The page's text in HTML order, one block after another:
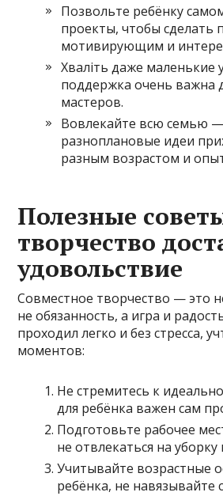
Позвольте ребёнку
проекты, чтобы сделать
мотивирующим и
Хваліть даже маленькие
поддержка очень важна
мастеров.
Вовлекайте всю семью
разноплановые идеи
разным возрастом и
Полезные
творчество
удовольствие
Совместное творчество — это
не обязанность, а игра и
проходил легко и без стресса,
моментов:
Не стремитесь к
для ребёнка важен сам
Подготовьте рабочее
не отвлекаться на
Учитывайте возрастные
ребёнка, не навязывайте